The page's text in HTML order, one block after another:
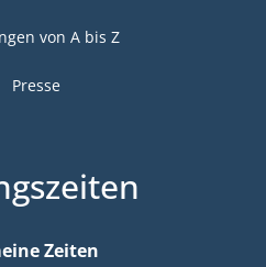
von A bis Z
Presse
Zeiten